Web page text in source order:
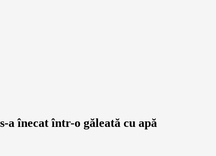
a înecat într-o găleată cu apă